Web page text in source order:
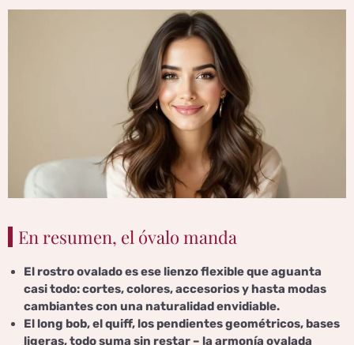
En resumen, el óvalo manda
El rostro ovalado es ese lienzo flexible que aguanta
casi todo: cortes, colores, accesorios y hasta modas
cambiantes con una naturalidad envidiable.
El long bob, el quiff, los pendientes geométricos, bases
ligeras, todo suma sin restar – la armonía ovalada